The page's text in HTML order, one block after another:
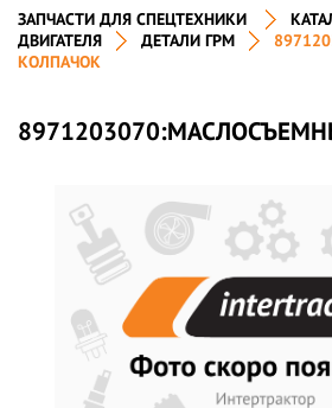
ЗАПЧАСТИ ДЛЯ СПЕЦТЕХНИКИ
ДВИГАТЕЛЯ
ДЕТАЛИ ГРМ
КОЛПАЧОК